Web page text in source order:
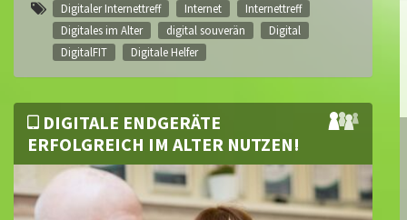
Digitaler Internettreff Internet
Internettreff
Digitales im Alter
digital souverän
Digital
DigitalFIT
Digitale Helfer
DIGITALE ENDGERÄTE
ERFOLGREICH IM ALTER NUTZEN!